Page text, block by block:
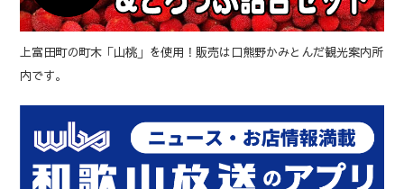
上富田町の町木「山桃」を使用！販売は口熊野かみとんだ観光案内所
内です。